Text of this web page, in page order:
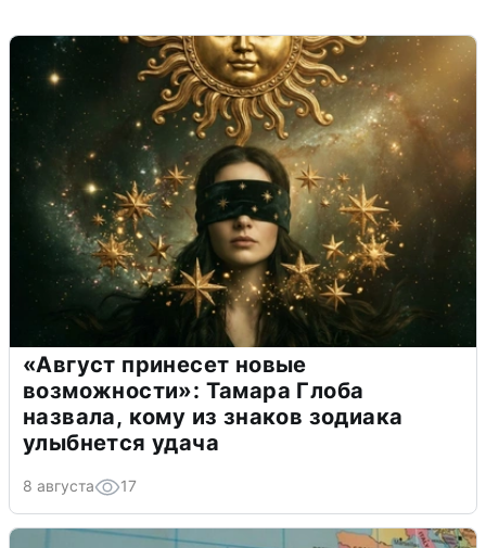
«Август принесет новые
возможности»: Тамара Глоба
назвала, кому из знаков зодиака
улыбнется удача
8 августа 17